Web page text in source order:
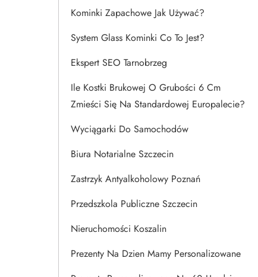
Kominki Zapachowe Jak Używać?
System Glass Kominki Co To Jest?
Ekspert SEO Tarnobrzeg
Ile Kostki Brukowej O Grubości 6 Cm
Zmieści Się Na Standardowej Europalecie?
Wyciągarki Do Samochodów
Biura Notarialne Szczecin
Zastrzyk Antyalkoholowy Poznań
Przedszkola Publiczne Szczecin
Nieruchomości Koszalin
Prezenty Na Dzien Mamy Personalizowane